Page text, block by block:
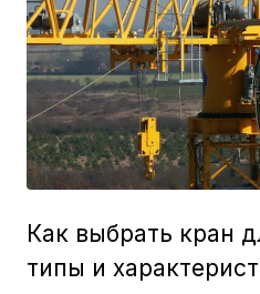
Как выбрать кран
типы и